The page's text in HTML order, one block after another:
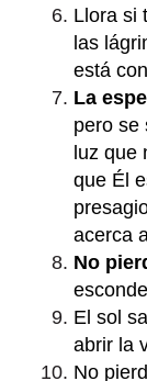
Llora si
las
está
La
pero se
luz que
que Él
acerca
No
El sol
abrir la
No